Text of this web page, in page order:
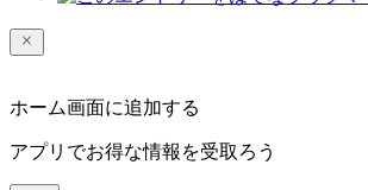
ホーム画面に追加する
アプリでお得な情報を受取ろう